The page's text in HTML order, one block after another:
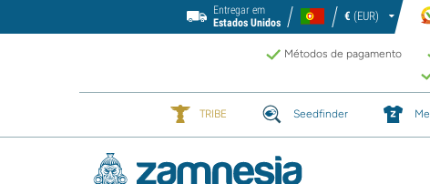
Entregar em
Estados Unidos
€ (EUR)
Métodos de pagamento
TRIBE Seedfinder